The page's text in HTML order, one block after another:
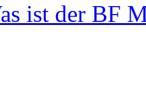
ist der BF